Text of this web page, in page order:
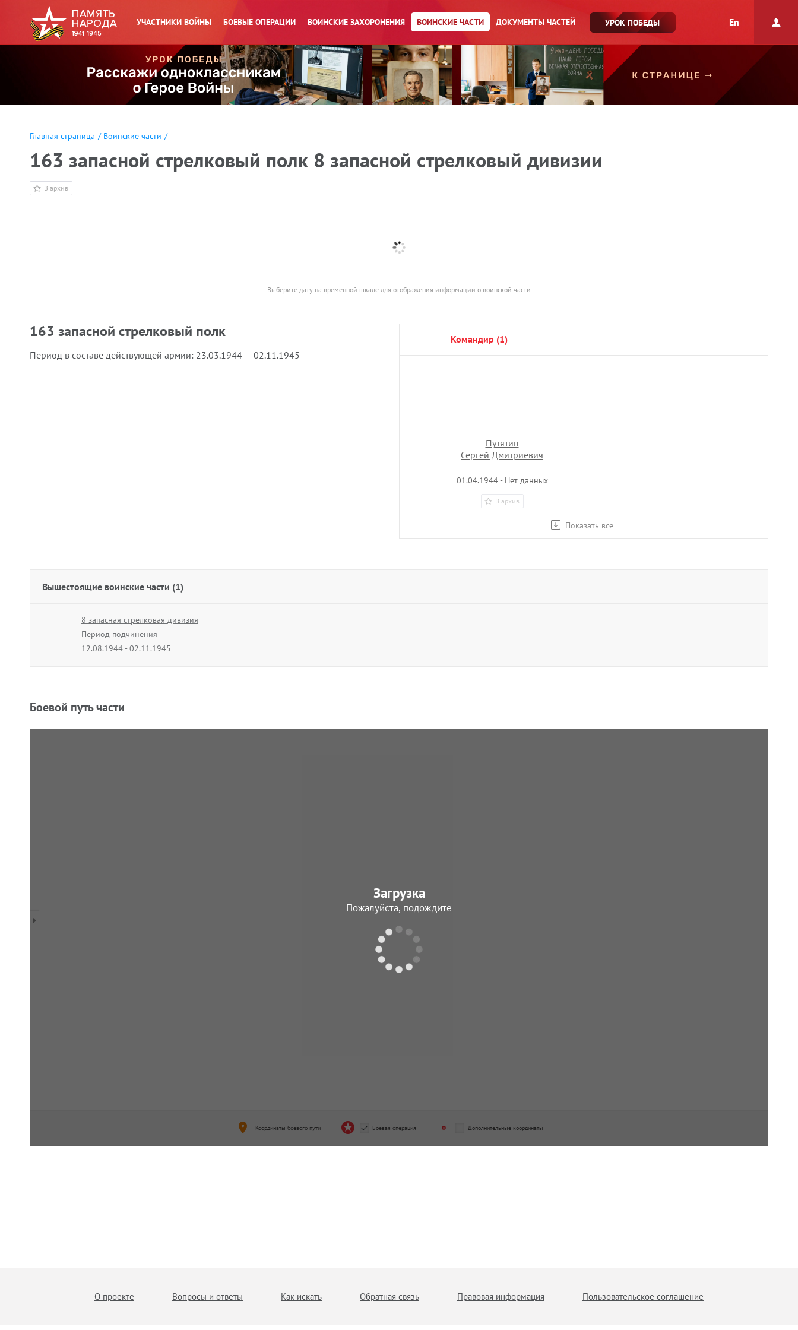
УЧАСТНИКИ ВОЙНЫ БОЕВЫЕ ОПЕРАЦИИ ВОИНСКИЕ ЗАХОРОНЕНИЯ ВОИНСКИЕ ЧАСТИ ДОКУМЕНТЫ ЧАСТЕЙ УРОК ПОБЕДЫ En
Главная страница / Воинские части /
163 запасной стрелковый полк 8 запасной стрелковый дивизии
В архив
Выберите дату на временной шкале для отображения информации о воинской части
163 запасной стрелковый полк
Период в составе действующей армии: 23.03.1944 — 02.11.1945
командир (1)
Показать все
Путятин
Сергей Дмитриевич
01.04.1944 - Нет данных
В архив
Вышестоящие воинские части (1)
8 запасная стрелковая дивизия
Период подчинения
12.08.1944 - 02.11.1945
Боевой путь части
Координаты боевого пути Боевая операция Дополнительные координаты
Загрузка
Пожалуйста, подождите
О проекте Вопросы и ответы Как искать Обратная связь Правовая информация Пользовательское соглашение